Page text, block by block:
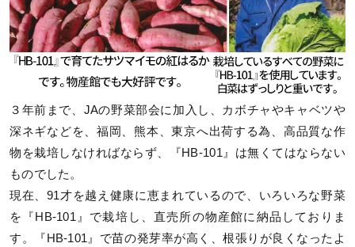
３年前まで、JAの野菜部会に加入し、カボチャやキャベツや
深ネギなどを、福岡、熊本、東京へ出荷する為、高品質な作
物を栽培しなければならず、『HB-101』は無くてはならない
ものでした。
現在、91才を越え健康に恵まれているので、いろいろな野菜
を『HB-101』で栽培し、直売所の物産館に納品しておりま
す。『HB-101』で苗の発芽率が高く、根張りが良くなったよ